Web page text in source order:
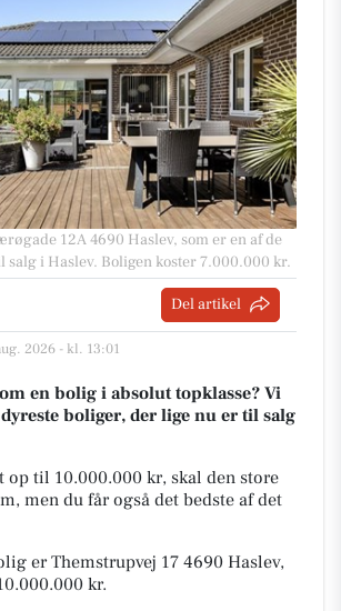
12A 4690 Haslev, som er en af de
salg i Haslev. Boligen koster 7.000.000 kr.
Del artikel
2026 - kl. 13:01
en bolig i absolut topklasse? Vi
boliger, der lige nu er til salg
op til 10.000.000 kr, skal den store
men du får også det bedste af det
er Themstrupvej 17 4690 Haslev,
kr.